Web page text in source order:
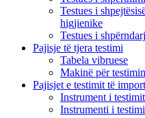
Testues i
higjienike
Testues i
Pajisje të tjera testimi
Tabela vibruese
Makinë për
Pajisjet e testimit të
Instrument i
Instrumenti i